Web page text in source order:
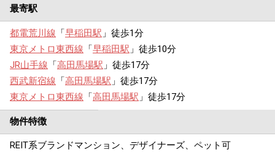
最寄駅
都電荒川線 「早稲田駅 」徒歩1分
東京メトロ東西線 「早稲田駅 」徒歩10分
JR山手線 「高田馬場駅 」徒歩17分
西武新宿線 「高田馬場駅 」徒歩17分
東京メトロ東西線 「高田馬場駅 」徒歩17分
物件特徴
REIT系ブランドマンション、デザイナーズ、ペット可